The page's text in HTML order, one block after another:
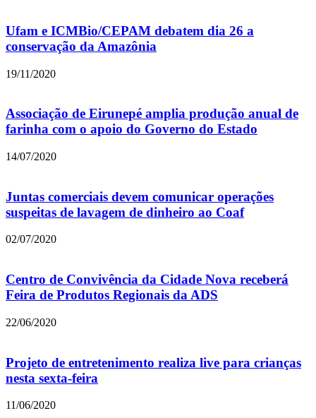
Ufam e ICMBio/CEPAM debatem dia 26 a
conservação da Amazônia
19/11/2020
Associação de Eirunepé amplia produção anual de
farinha com o apoio do Governo do Estado
14/07/2020
Juntas comerciais devem comunicar operações
suspeitas de lavagem de dinheiro ao Coaf
02/07/2020
Centro de Convivência da Cidade Nova receberá
Feira de Produtos Regionais da ADS
22/06/2020
Projeto de entretenimento realiza live para crianças
nesta sexta-feira
11/06/2020